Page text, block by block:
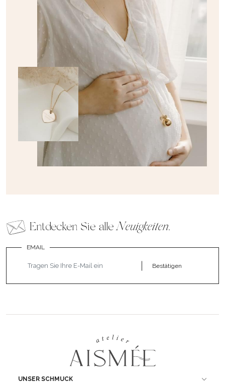
Entdecken Sie alleNeuigkeiten.
EMAIL
Bestätigen
UNSER SCHMUCK